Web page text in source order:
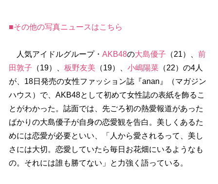
■その他の写真ニュースはこちら
人気アイドルグループ・ AKB48の大島優子 （21）、 前
田敦子 （19）、 板野友美 （19）、 小嶋陽菜（22）の4人
が、18日発売の女性ファッション誌『anan』（マガジン
ハウス）で、AKB48として初めて女性誌の表紙を飾るこ
とがわかった。誌面では、先ごろ初の熱愛報道があった
ばかりの大島優子が自身の恋愛観を告白。美しくあるた
めには恋愛が必要といい、「人から愛されるって、美し
さには大切。恋愛していたら毎日お花畑にいるようなも
の。それには誰も勝てない」と力強く語っている。